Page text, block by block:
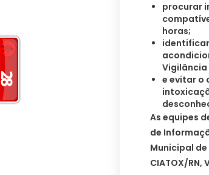
procurar
horas;
e evitar o
As equipes
de
Municipal de
CIATOX/